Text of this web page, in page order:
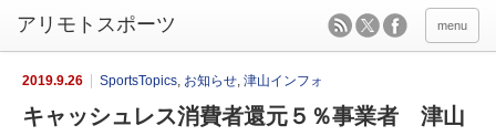
menu
2019.9.26 SportsTopics, お知らせ, 津山インフォ
キャッシュレス消費者還元５％事業者 津山